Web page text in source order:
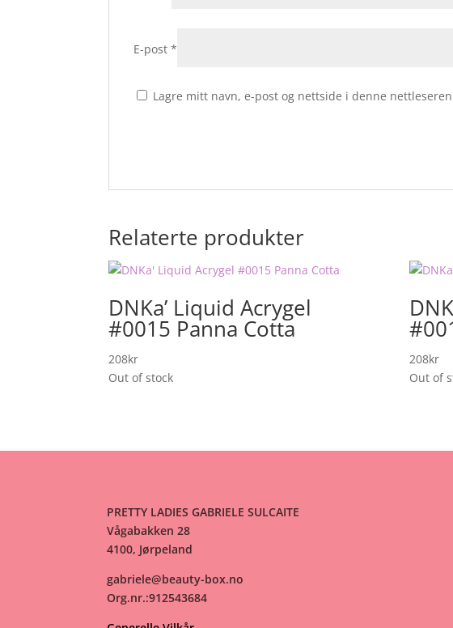
E-post*
Lagre mitt navn, e-post og nettside i denne
Relaterte produkter
DNKa’ Liquid Acrygel
#0015 Panna Cotta
208kr
Out of stock
208kr
Out of
PRETTY LADIES GABRIELE SULCAITE
Vågabakken 28
4100, Jørpeland
gabriele@beauty-box.no
Org.nr.:912543684